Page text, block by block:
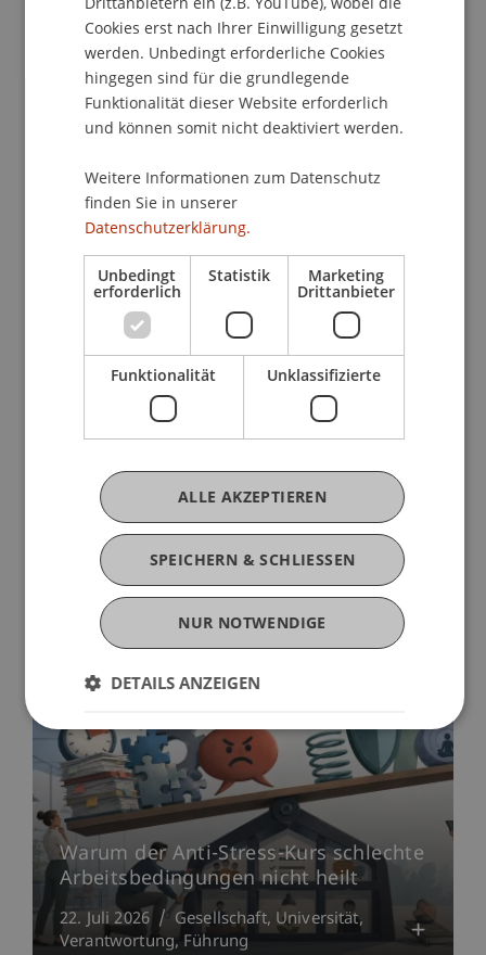
Mehr News
Warum der Anti-Stress-Kurs schlechte
Arbeitsbedingungen nicht heilt
22. Juli 2026 Gesellschaft Universität
Verantwortung Führung
Cookies erst nach Ihrer Einwilligung gesetzt
werden. Unbedingt erforderliche Cookies
hingegen sind für die grundlegende
Funktionalität dieser Website erforderlich
und können somit nicht deaktiviert werden.
Weitere Informationen zum Datenschutz
finden Sie in unserer
Datenschutzerklärung.
Unbedingt
erforderlich
Statistik Marketing
Drittanbieter
Funktionalität Unklassifizierte
SPEICHERN & SCHLIESSEN
ALLE AKZEPTIEREN
NUR NOTWENDIGE
DETAILS ANZEIGEN